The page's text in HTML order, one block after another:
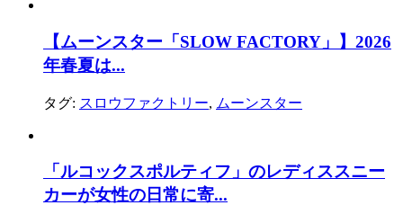
【ムーンスター「SLOW FACTORY」】2026
年春夏は...
タグ: スロウファクトリー, ムーンスター
「ルコックスポルティフ」のレディススニー
カーが女性の日常に寄...